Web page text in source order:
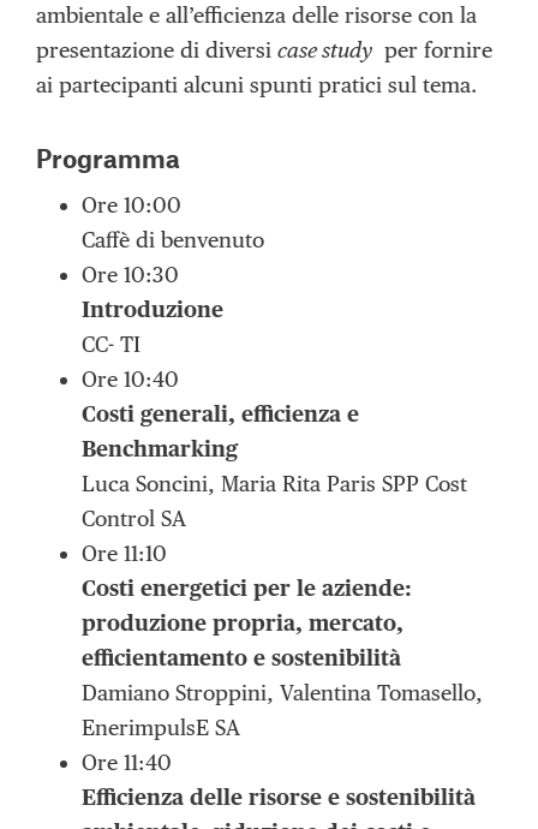
ambientale e all’efficienza delle risorse con la
presentazione di diversi case study per fornire
ai partecipanti alcuni spunti pratici sul tema.
Programma
Ore 10:00
Caffè di benvenuto
Ore 10:30
Introduzione
CC- TI
Ore 10:40
Costi generali, efficienza e
Benchmarking
Luca Soncini, Maria Rita Paris SPP Cost
Control SA
Ore 11:10
Costi energetici per le aziende:
produzione propria, mercato,
efficientamento e sostenibilità
Damiano Stroppini, Valentina Tomasello,
EnerimpulsE SA
Ore 11:40
Efficienza delle risorse e sostenibilità